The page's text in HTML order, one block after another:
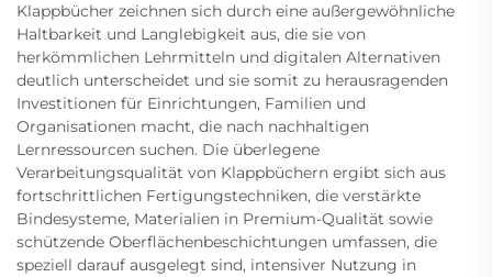
Klappbücher zeichnen sich durch eine außergewöhnliche
Haltbarkeit und Langlebigkeit aus, die sie von
herkömmlichen Lehrmitteln und digitalen Alternativen
deutlich unterscheidet und sie somit zu herausragenden
Investitionen für Einrichtungen, Familien und
Organisationen macht, die nach nachhaltigen
Lernressourcen suchen. Die überlegene
Verarbeitungsqualität von Klappbüchern ergibt sich aus
fortschrittlichen Fertigungstechniken, die verstärkte
Bindesysteme, Materialien in Premium-Qualität sowie
schützende Oberflächenbeschichtungen umfassen, die
speziell darauf ausgelegt sind, intensiver Nutzung in